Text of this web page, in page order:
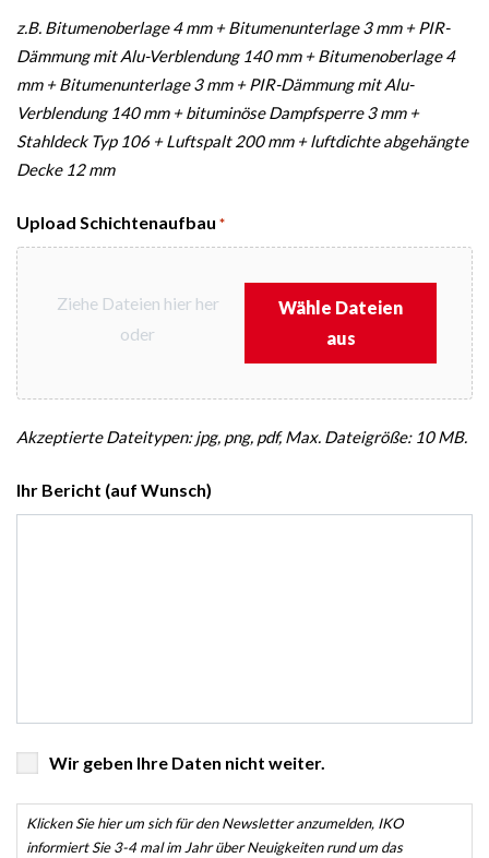
z.B. Bitumenoberlage 4 mm + Bitumenunterlage 3 mm + PIR-
Dämmung mit Alu-Verblendung 140 mm + Bitumenoberlage 4
mm + Bitumenunterlage 3 mm + PIR-Dämmung mit Alu-
Verblendung 140 mm + bituminöse Dampfsperre 3 mm +
Stahldeck Typ 106 + Luftspalt 200 mm + luftdichte abgehängte
Decke 12 mm
Upload Schichtenaufbau *
Ziehe Dateien hier her
oder
Wähle Dateien
aus
Akzeptierte Dateitypen: jpg, png, pdf, Max. Dateigröße: 10 MB.
Ihr Bericht (auf Wunsch)
Klicken
Sie
hier
um
Wir geben Ihre Daten nicht weiter.
Klicken Sie hier um sich für den Newsletter anzumelden, IKO
informiert Sie 3-4 mal im Jahr über Neuigkeiten rund um das